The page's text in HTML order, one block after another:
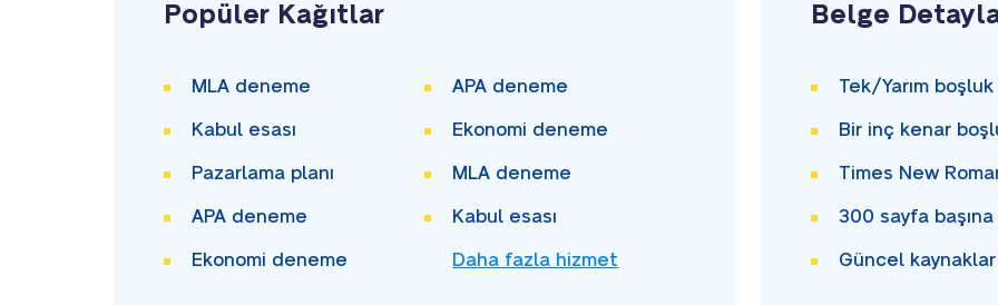
Popüler Kağıtlar
MLA deneme APA deneme
Kabul esası Ekonomi deneme
Pazarlama planı MLA deneme
APA deneme Kabul esası
Ekonomi deneme Daha fazla hizmet
Belge
Tek/Yarım boşluk
Bir inç kenar
Times New
300 sayfa
Güncel kaynaklar